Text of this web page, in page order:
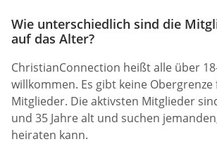
Wie unterschiedlich sind die
auf das Alter?
ChristianConnection heißt alle über
willkommen. Es gibt keine
Mitglieder. Die aktivsten Mitglieder
und 35 Jahre alt und suchen
heiraten kann.